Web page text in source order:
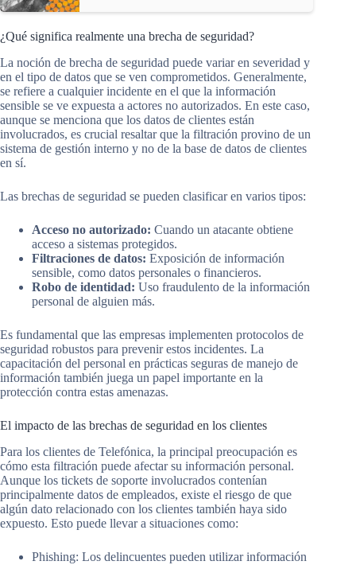
¿Qué significa realmente una brecha de seguridad?
La noción de brecha de seguridad puede variar en severidad y
en el tipo de datos que se ven comprometidos. Generalmente,
se refiere a cualquier incidente en el que la información
sensible se ve expuesta a actores no autorizados. En este caso,
aunque se menciona que los datos de clientes están
involucrados, es crucial resaltar que la filtración provino de un
sistema de gestión interno y no de la base de datos de clientes
en sí.
Las brechas de seguridad se pueden clasificar en varios tipos:
Acceso no autorizado: Cuando un atacante obtiene
acceso a sistemas protegidos.
Filtraciones de datos: Exposición de información
sensible, como datos personales o financieros.
Robo de identidad: Uso fraudulento de la información
personal de alguien más.
Es fundamental que las empresas implementen protocolos de
seguridad robustos para prevenir estos incidentes. La
capacitación del personal en prácticas seguras de manejo de
información también juega un papel importante en la
protección contra estas amenazas.
El impacto de las brechas de seguridad en los clientes
Para los clientes de Telefónica, la principal preocupación es
cómo esta filtración puede afectar su información personal.
Aunque los tickets de soporte involucrados contenían
principalmente datos de empleados, existe el riesgo de que
algún dato relacionado con los clientes también haya sido
expuesto. Esto puede llevar a situaciones como:
Phishing: Los delincuentes pueden utilizar información